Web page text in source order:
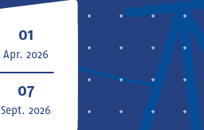
01
Apr. 2026
07
Sept. 2026